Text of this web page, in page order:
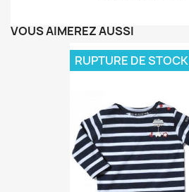
VOUS AIMEREZ AUSSI
RUPTURE DE STOCK